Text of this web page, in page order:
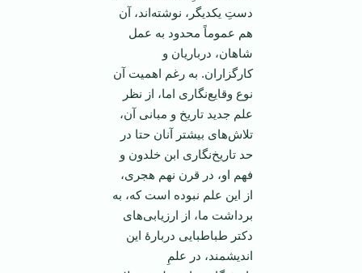
دستِ یکدیگر، نوشته‌اند، آن
هم عموماً محدود به عمل
شاهان، درباریان و
کارگزاران. به رغم اهمیت آن
نوع وقایع‌نگاری اما، از نظر
علم جدید تاریخ و مبانی آن،
تلاش‌های بیشتر آنان حتا در
حد تاریخ‌نگاری ابن خلدون و
فهم او، در قرن نهم هجری،
از این علم نبوده است که، به
برداشت ما، از ارزیابی‌های
دکتر طباطبایی دربارۀ این
اندیشمند، در علمِ